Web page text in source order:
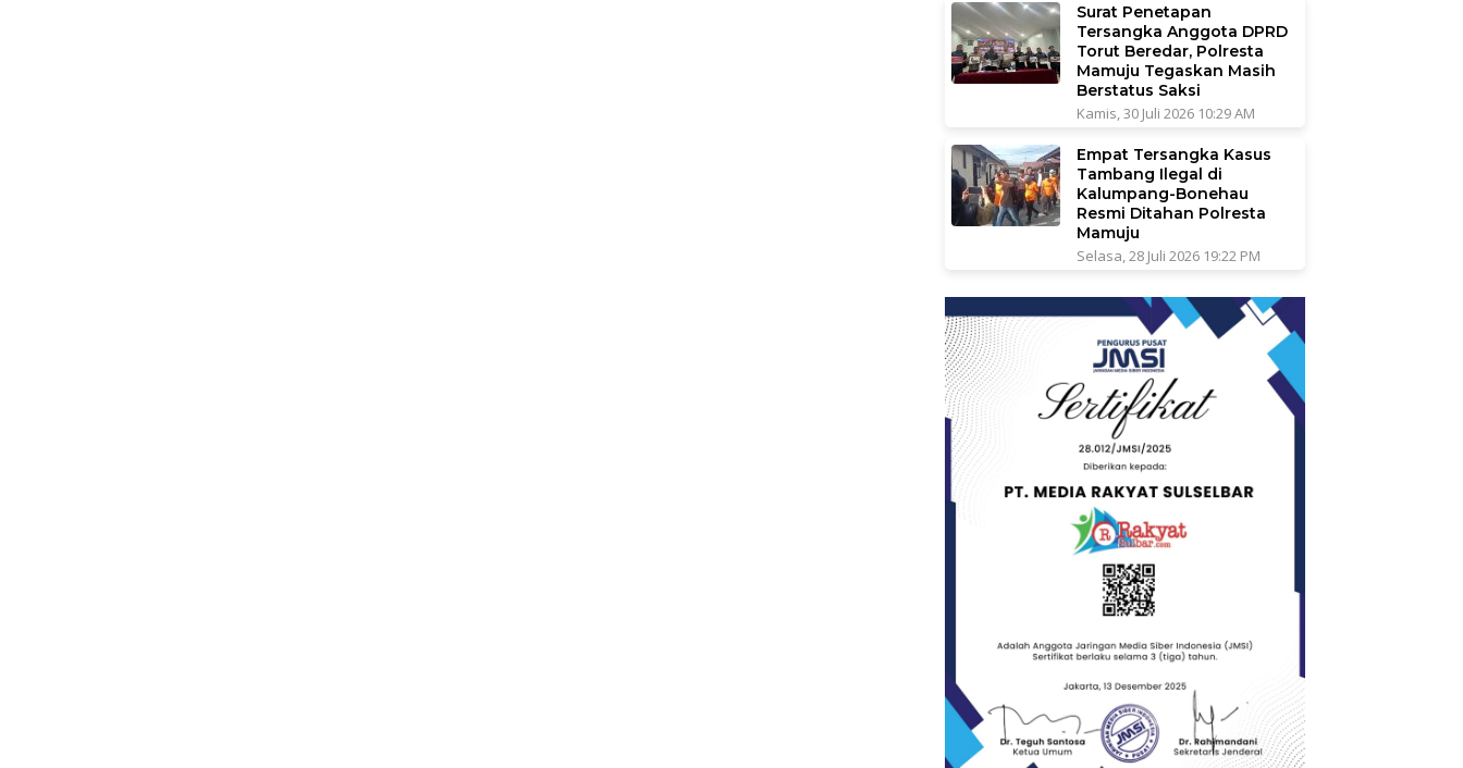
Surat Penetapan
Tersangka Anggota DPRD
Torut Beredar, Polresta
Mamuju Tegaskan Masih
Berstatus Saksi
Kamis, 30 Juli 2026 10:29 AM
Empat Tersangka Kasus
Tambang Ilegal di
Kalumpang-Bonehau
Resmi Ditahan Polresta
Mamuju
Selasa, 28 Juli 2026 19:22 PM